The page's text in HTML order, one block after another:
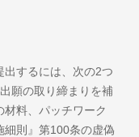
するには、次の2つ
願の取り締まりを補
料、パッチワーク
細則』第100条の虚偽